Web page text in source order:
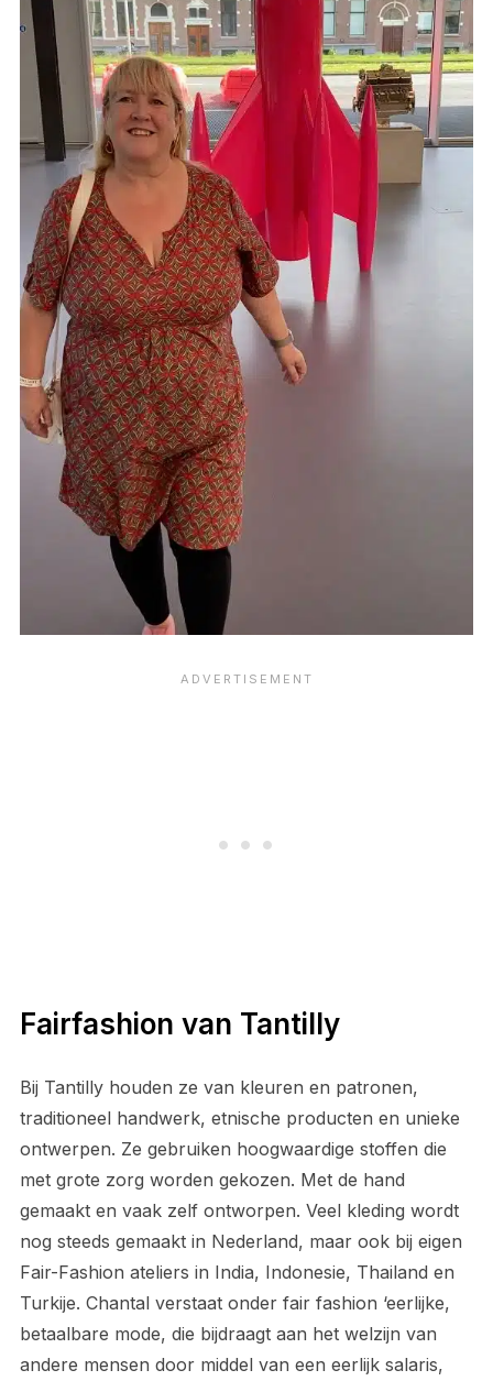
Fairfashion van Tantilly
Bij Tantilly houden ze van kleuren en patronen,
traditioneel handwerk, etnische producten en unieke
ontwerpen. Ze gebruiken hoogwaardige stoffen die
met grote zorg worden gekozen. Met de hand
gemaakt en vaak zelf ontworpen. Veel kleding wordt
nog steeds gemaakt in Nederland, maar ook bij eigen
Fair-Fashion ateliers in India, Indonesie, Thailand en
Turkije. Chantal verstaat onder fair fashion ‘eerlijke,
betaalbare mode, die bijdraagt aan het welzijn van
andere mensen door middel van een eerlijk salaris,